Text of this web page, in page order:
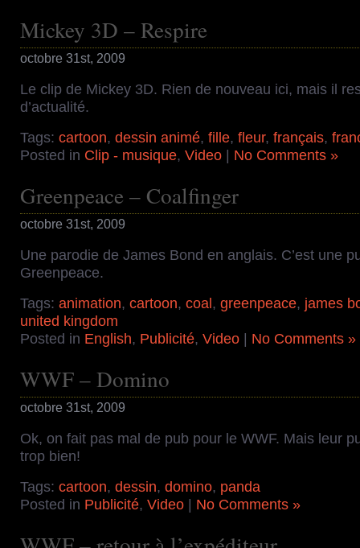
Mickey 3D – Respire
octobre 31st, 2009
Le clip de Mickey 3D. Rien de nouveau ici, mais il
d’actualité.
Tags: cartoon, dessin animé, fille, fleur, français,
Posted in Clip - musique, Video No Comments »
Greenpeace – Coalfinger
octobre 31st, 2009
Une parodie de James Bond en anglais. C’est une
Greenpeace.
Tags: animation, cartoon, coal , greenpeace, james
united kingdom
Posted in English, Publicité, Video No Comments »
WWF – Domino
octobre 31st, 2009
Ok, on fait pas mal de pub pour le WWF. Mais leur
trop bien!
Tags: cartoon, dessin, domino, panda
Posted in Publicité, Video No Comments »